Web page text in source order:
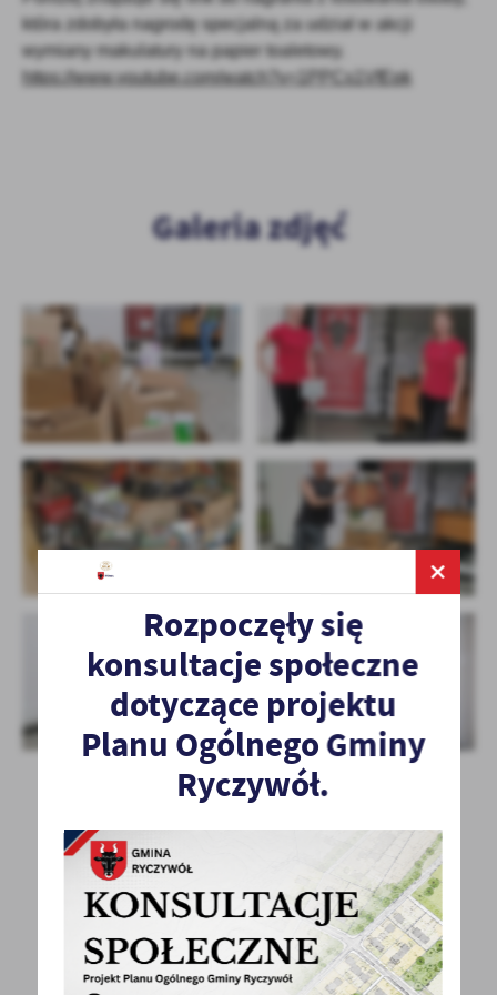
która zdobyła nagrodę specjalną za udział w akcji
wymiany makulatury na papier toaletowy.
https://www.youtube.com/watch?v=1PPCs1VfEpk
Galeria zdjęć
POWRÓT
POPRZEDNI NASTĘPNY
Spodobała Ci się informacja? Zostaw nam swoją opinię
Rozpoczęły się
konsultacje społeczne
dotyczące projektu
Planu Ogólnego Gminy
Ryczywół.